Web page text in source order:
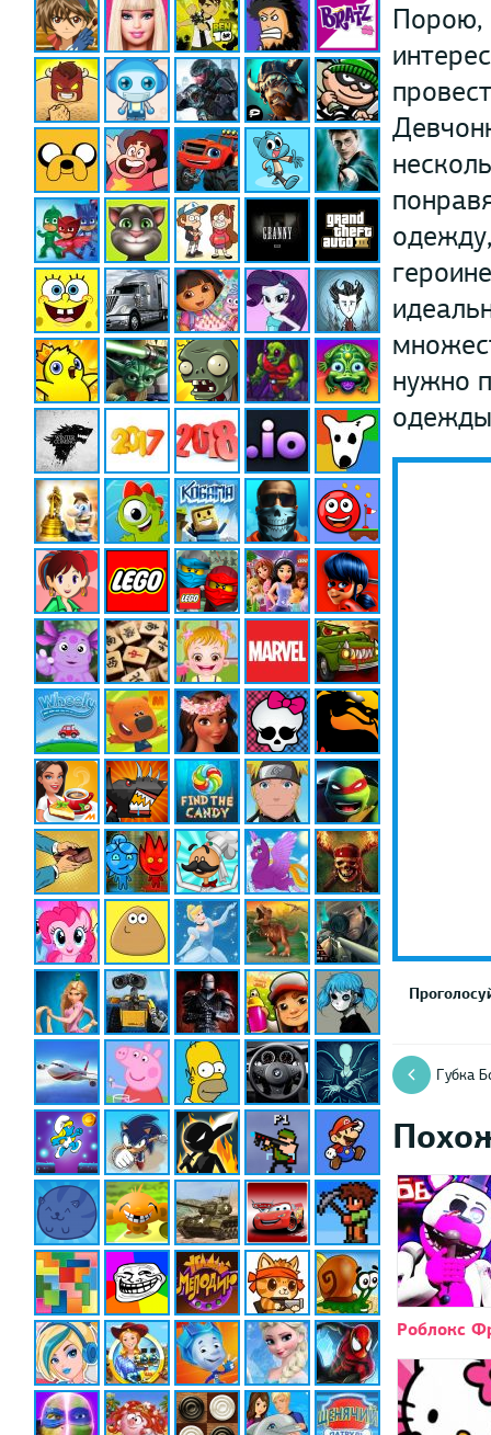
Порою,
нужно
Губка
Роблокс